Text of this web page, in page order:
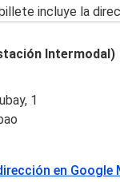
incluye la
Intermodal)
1
en Google